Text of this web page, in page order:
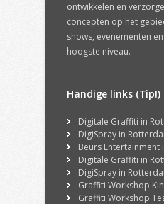
ontwikkelen en
concepten op het
shows, evenementen
hoogste niveau.
Handige links (Tip!)
Digitale Graffiti in
DigiSpray in
Beurs Entertainment
Digitale Graffiti in
DigiSpray in
Graffiti Workshop
Graffiti Workshop